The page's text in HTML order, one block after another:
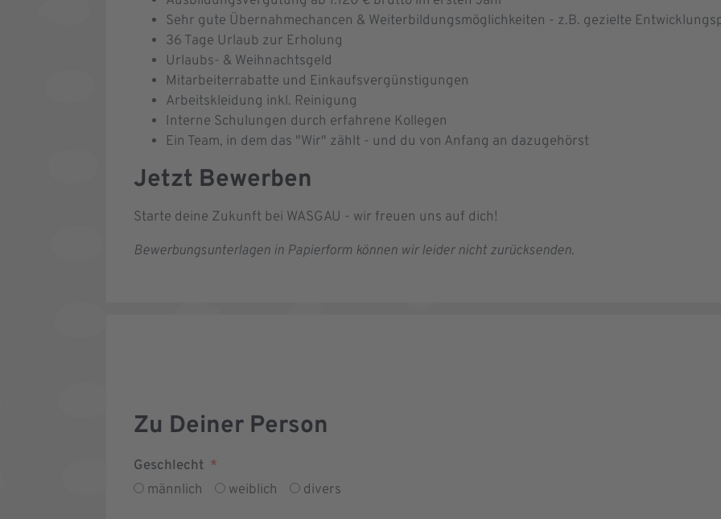
Sehr gute Übernahmechancen & Weiterbildungsmöglichkeiten - z.B. gezielte
36 Tage Urlaub zur Erholung
Urlaubs- & Weihnachtsgeld
Mitarbeiterrabatte und Einkaufsvergünstigungen
Arbeitskleidung inkl. Reinigung
Interne Schulungen durch erfahrene Kollegen
Ein Team, in dem das "Wir" zählt - und du von Anfang an dazugehörst
Jetzt Bewerben
Starte deine Zukunft bei WASGAU - wir freuen uns auf dich!
Bewerbungsunterlagen in Papierform können wir leider nicht zurücksenden.
Zu Deiner Person
Geschlecht
männlich
weiblich divers